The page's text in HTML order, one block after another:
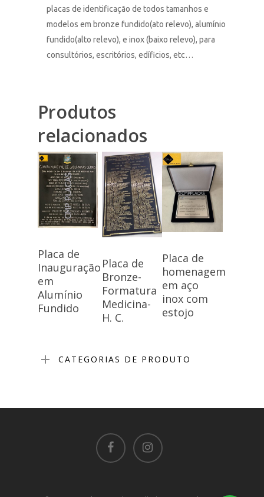
placas de identificação de todos tamanhos e
modelos em bronze fundido(ato relevo), alumínio
fundido(alto relevo), e inox (baixo relevo), para
consultórios, escritórios, edíficios, etc…
Produtos
relacionados
Placa de
Inauguração
em
Alumínio
Fundido
Placa de
Bronze-
Formatura
Medicina-
H. C.
Placa de
homenagem
em aço
inox com
estojo
CATEGORIAS DE PRODUTO